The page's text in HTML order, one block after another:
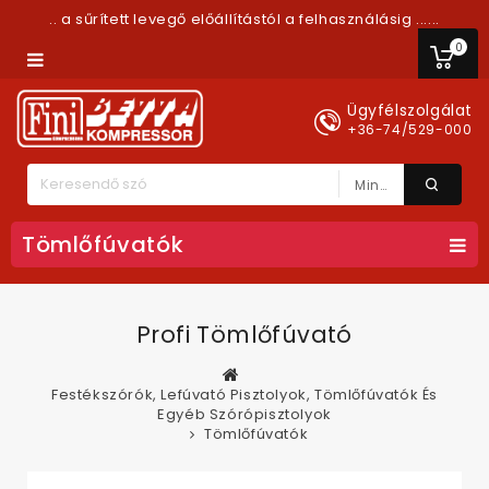
.. a sűrített levegő előállítástól a felhasználásig ......
0
Ügyfélszolgálat
+36-74/529-000
Minden Kategória
Tömlőfúvatók
Profi Tömlőfúvató
Festékszórók, Lefúvató Pisztolyok, Tömlőfúvatók És
Egyéb Szórópisztolyok
Tömlőfúvatók